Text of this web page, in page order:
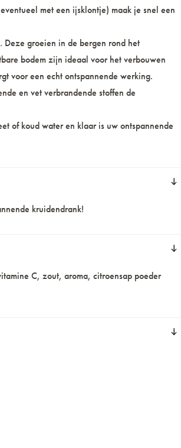
met een ijsklontje) maak je snel een
Deze groeien in de bergen rond het
bodem zijn ideaal voor het verbouwen
voor een echt ontspannende werking.
en vet verbrandende stoffen de
of koud water en klaar is uw ontspannende
kruidendrank!
C, zout, aroma, citroensap poeder